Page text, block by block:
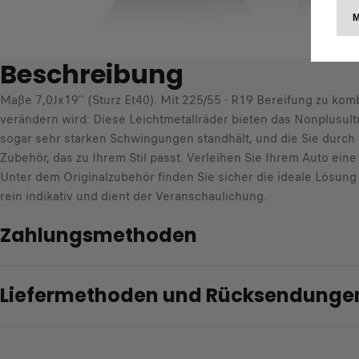
Beschreibung
Maße 7,0Jx19’’ (Sturz Et40). Mit 225/55 - R19 Bereifung zu
verändern wird: Diese Leichtmetallräder bieten das
sogar sehr starken Schwingungen standhält, und die Sie
Zubehör, das zu Ihrem Stil passt. Verleihen Sie Ihrem Auto
Unter dem Originalzubehör finden Sie sicher die ideale
rein indikativ und dient der Veranschaulichung.
Zahlungsmethoden
Liefermethoden und